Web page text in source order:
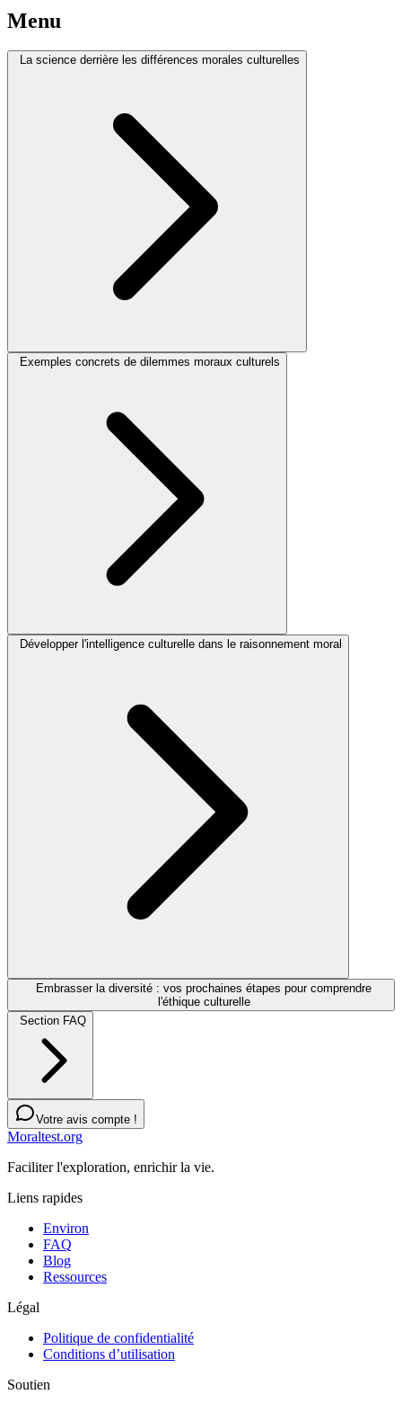
Menu
La science derrière les différences morales culturelles
Exemples concrets de dilemmes moraux culturels
Développer l'intelligence culturelle dans le raisonnement moral
Embrasser la diversité : vos prochaines étapes pour comprendre
l'éthique culturelle
Section FAQ
Votre avis compte !
Moraltest.org
Faciliter l'exploration, enrichir la vie.
Liens rapides
Environ
FAQ
Blog
Ressources
Légal
Politique de confidentialité
Conditions d’utilisation
Soutien